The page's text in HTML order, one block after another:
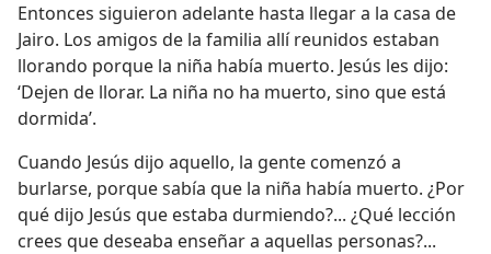
Entonces siguieron adelante hasta llegar a la casa de
Jairo. Los amigos de la familia allí reunidos estaban
llorando porque la niña había muerto. Jesús les dijo:
‘Dejen de llorar. La niña no ha muerto, sino que está
dormida’.
Cuando Jesús dijo aquello, la gente comenzó a
burlarse, porque sabía que la niña había muerto. ¿Por
qué dijo Jesús que estaba durmiendo?... ¿Qué lección
crees que deseaba enseñar a aquellas personas?...